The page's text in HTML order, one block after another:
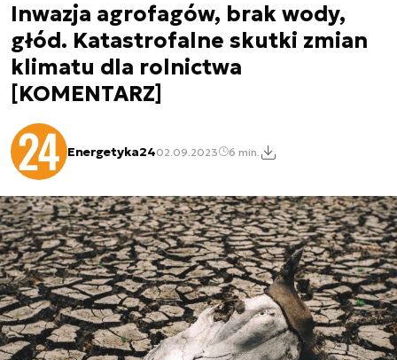
Inwazja agrofagów, brak wody,
głód. Katastrofalne skutki zmian
klimatu dla rolnictwa
[KOMENTARZ]
Energetyka2402.09.2023 6 min.